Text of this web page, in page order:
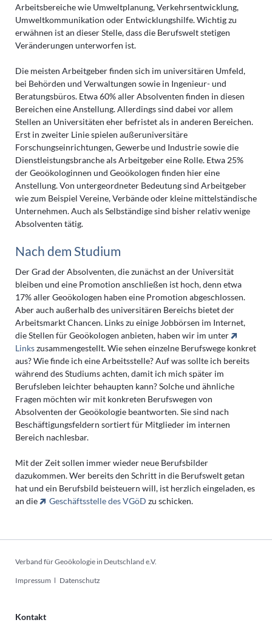
Arbeitsbereiche wie Umweltplanung, Verkehrsentwicklung,
Umweltkommunikation oder Entwicklungshilfe. Wichtig zu
erwähnen ist an dieser Stelle, dass die Berufswelt stetigen
Veränderungen unterworfen ist.
Die meisten Arbeitgeber finden sich im universitären Umfeld,
bei Behörden und Verwaltungen sowie in Ingenieur- und
Beratungsbüros. Etwa 60% aller Absolventen finden in diesen
Bereichen eine Anstellung. Allerdings sind dabei vor allem
Stellen an Universitäten eher befristet als in anderen Bereichen.
Erst in zweiter Linie spielen außeruniversitäre
Forschungseinrichtungen, Gewerbe und Industrie sowie die
Dienstleistungsbranche als Arbeitgeber eine Rolle. Etwa 25%
der Geoökologinnen und Geoökologen finden hier eine
Anstellung. Von untergeordneter Bedeutung sind Arbeitgeber
wie zum Beispiel Vereine, Verbände oder kleine mittelständische
Unternehmen. Auch als Selbständige sind bisher relativ wenige
Absolventen tätig.
Nach dem Studium
Der Grad der Absolventen, die zunächst an der Universität
bleiben und eine Promotion anschließen ist hoch, denn etwa
17% aller Geoökologen haben eine Promotion abgeschlossen.
Aber auch außerhalb des universitären Bereichs bietet der
Arbeitsmarkt Chancen. Links zu einige Jobbörsen im Internet,
die Stellen für Geoökologen anbieten, haben wir im unter
Linkszusammengestellt. Wie sehen einzelne Berufswege konkret
aus? Wie finde ich eine Arbeitsstelle? Auf was sollte ich bereits
während des Studiums achten, damit ich mich später im
Berufsleben leichter behaupten kann? Solche und ähnliche
Fragen möchten wir mit konkreten Berufswegen von
Absolventen der Geoökologie beantworten. Sie sind nach
Beschäftigungsfeldern sortiert für Mitglieder im internen
Bereich nachlesbar.
Mit der Zeit sollen immer wieder neue Berufsbilder
dazukommen. Wer bereits den Schritt in die Berufswelt getan
hat und ein Berufsbild beisteuern will, ist herzlich eingeladen, es
an die
Geschäftsstelle des VGöD zu schicken.
Verband für Geoökologie in Deutschland e.V.
Navigation
Impressum Datenschutz
Kontakt